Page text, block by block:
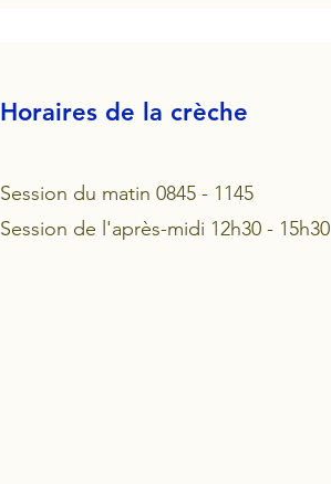
Horaires de la crèche
Session du matin 0845 - 1145
Session de l'après-midi 12h30 - 15h30